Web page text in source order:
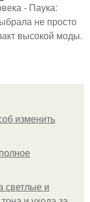
- Паука:
не просто
высокой моды.
изменить
светлые и